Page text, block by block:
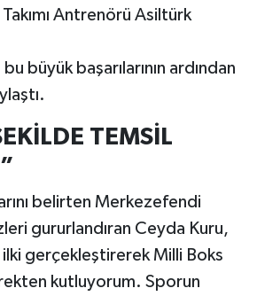
Antrenörü Asiltürk
büyük başarılarının ardından
TEMSİL
belirten Merkezefendi
gururlandıran Ceyda Kuru,
ilki gerçekleştirerek Milli Boks
kutluyorum. Sporun